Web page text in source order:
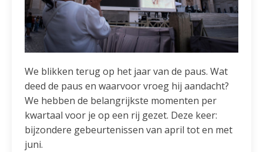
We blikken terug op het jaar van de paus. Wat
deed de paus en waarvoor vroeg hij aandacht?
We hebben de belangrijkste momenten per
kwartaal voor je op een rij gezet. Deze keer:
bijzondere gebeurtenissen van april tot en met
juni.